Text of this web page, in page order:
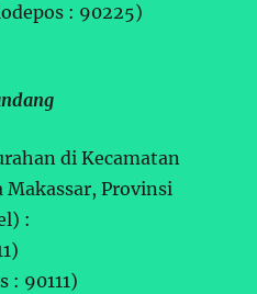
: 90225)
di Kecamatan
Makassar, Provinsi
:
: 90111)